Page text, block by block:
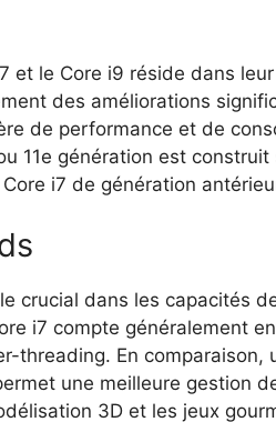
et le Core i9 réside dans
des améliorations
de performance et de
11e génération est construit
i7 de génération
crucial dans les capacités
i7 compte généralement
threading. En comparaison,
une meilleure gestion
3D et les jeux